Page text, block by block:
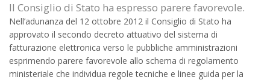
Il Consiglio di Stato ha espresso parere favorevole.
Nell’adunanza del 12 ottobre 2012 il Consiglio di Stato ha
approvato il secondo decreto attuativo del sistema di
fatturazione elettronica verso le pubbliche amministrazioni
esprimendo parere favorevole allo schema di regolamento
ministeriale che individua regole tecniche e linee guida per la